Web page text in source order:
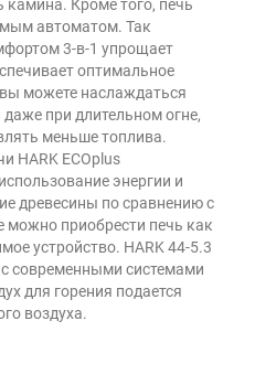
камина. Кроме того, печь
автоматом. Так
3-в-1 упрощает
оптимальное
можете наслаждаться
при длительном огне,
меньше топлива.
HARK ECOplus
энергии и
древесины по сравнению с
приобрести печь как
устройство. HARK 44-5.3
современными системами
для горения подается
воздуха.